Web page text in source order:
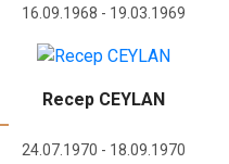
16.09.1968 - 19.03.1969
Recep CEYLAN
24.07.1970 - 18.09.1970